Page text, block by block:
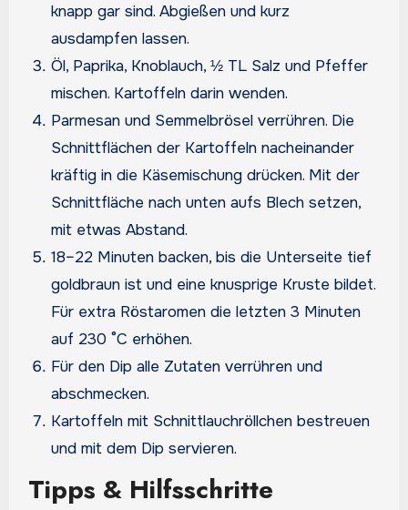
knapp gar sind. Abgießen und kurz
ausdampfen lassen.
Öl, Paprika, Knoblauch, ½ TL Salz und Pfeffer
mischen. Kartoffeln darin wenden.
Parmesan und Semmelbrösel verrühren. Die
Schnittflächen der Kartoffeln nacheinander
kräftig in die Käsemischung drücken. Mit der
Schnittfläche nach unten aufs Blech setzen,
mit etwas Abstand.
18–22 Minuten backen, bis die Unterseite tief
goldbraun ist und eine knusprige Kruste bildet.
Für extra Röstaromen die letzten 3 Minuten
auf 230 °C erhöhen.
Für den Dip alle Zutaten verrühren und
abschmecken.
Kartoffeln mit Schnittlauchröllchen bestreuen
und mit dem Dip servieren.
Tipps & Hilfsschritte